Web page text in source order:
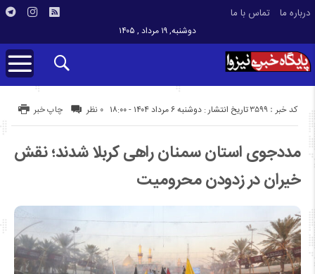
درباره ما تماس با ما
دوشنبه, ۱۹ مرداد , ۱۴۰۵
تاریخ انتشار : دوشنبه ۶ مرداد ۱۴۰۴ - ۱۸:۰۰ کد خبر : 3599 چاپ خبر ۰ نظر
مددجوی استان سمنان راهی کربلا شدند؛ نقش
خیران در زدودن محرومیت